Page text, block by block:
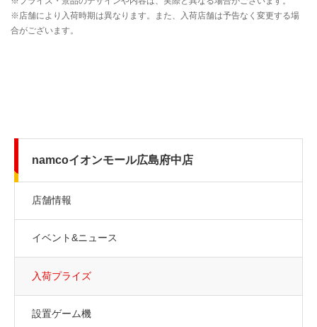
namcoイオンモール広島府中店
店舗情報
イベント&ニュース
入荷プライズ
設置ゲーム機